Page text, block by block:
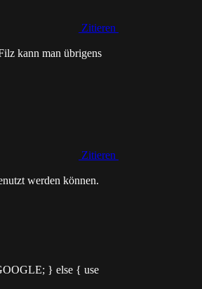
Zitieren
kann man übrigens
Zitieren
werden können.
} else { use